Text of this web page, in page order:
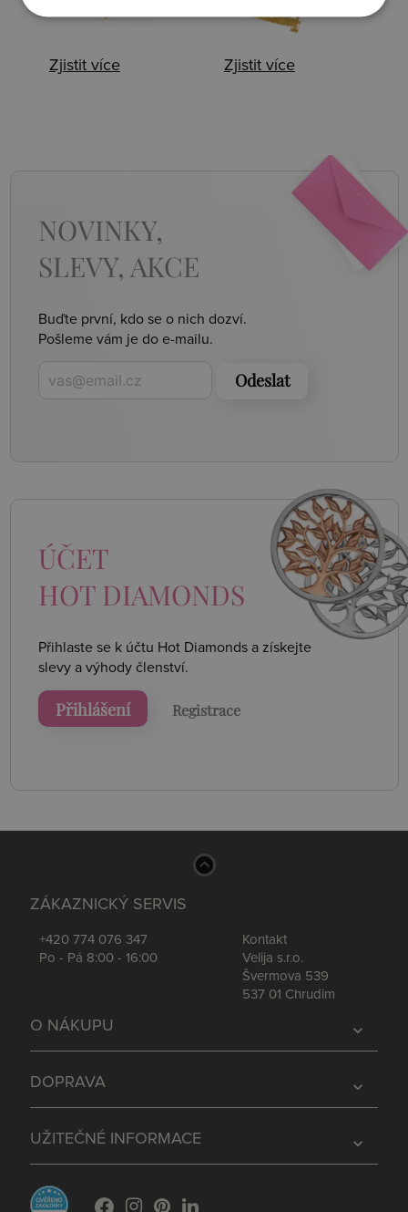
Zjistit více Zjistit více
NOVINKY,
SLEVY, AKCE
Buďte první, kdo se o nich dozví.
Pošleme vám je do e-mailu.
Odeslat
ÚČET
HOT DIAMONDS
Přihlaste se k účtu Hot Diamonds a získejte
slevy a výhody členství.
Přihlášení Registrace
ZÁKAZNICKÝ SERVIS
+420 774 076 347
Po - Pá 8:00 - 16:00
Kontakt
Velija s.r.o.
Švermova 539
537 01 Chrudim
expand_more
O NÁKUPU
expand_more
DOPRAVA
expand_more
UŽITEČNÉ INFORMACE